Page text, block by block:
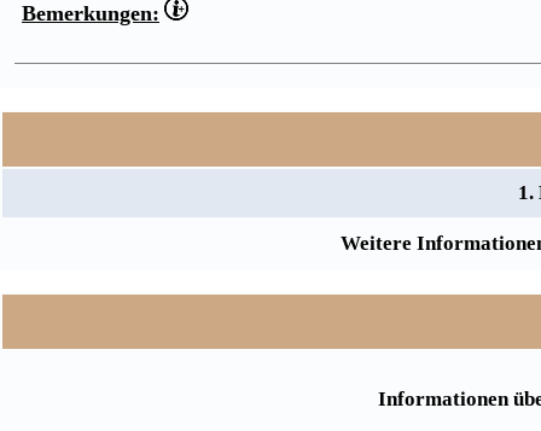
Bemerkungen:
1.
Weitere
Informationen